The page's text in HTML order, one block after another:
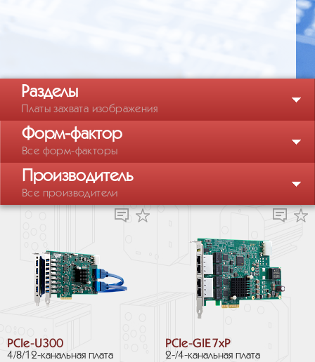
Разделы
Платы захвата изображения
Форм-фактор
Все форм-факторы
Производитель
Все производители
PCIe-U300
4/8/12-канальная плата
PCIe-GIE7xP
2-/4-канальная плата